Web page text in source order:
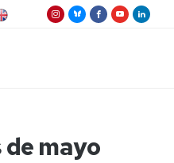
mayo